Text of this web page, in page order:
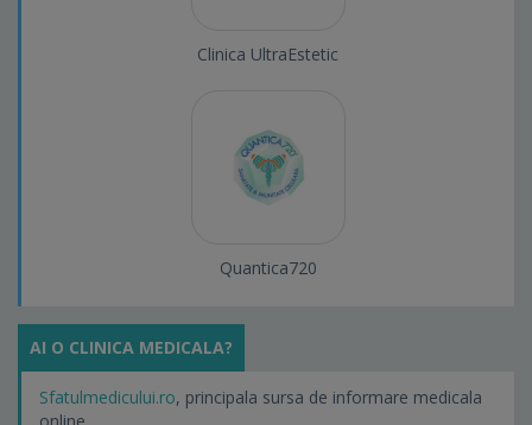
Clinica UltraEstetic
Quantica720
AI O CLINICA MEDICALA?
Sfatulmedicului.ro, principala sursa de informare medicala